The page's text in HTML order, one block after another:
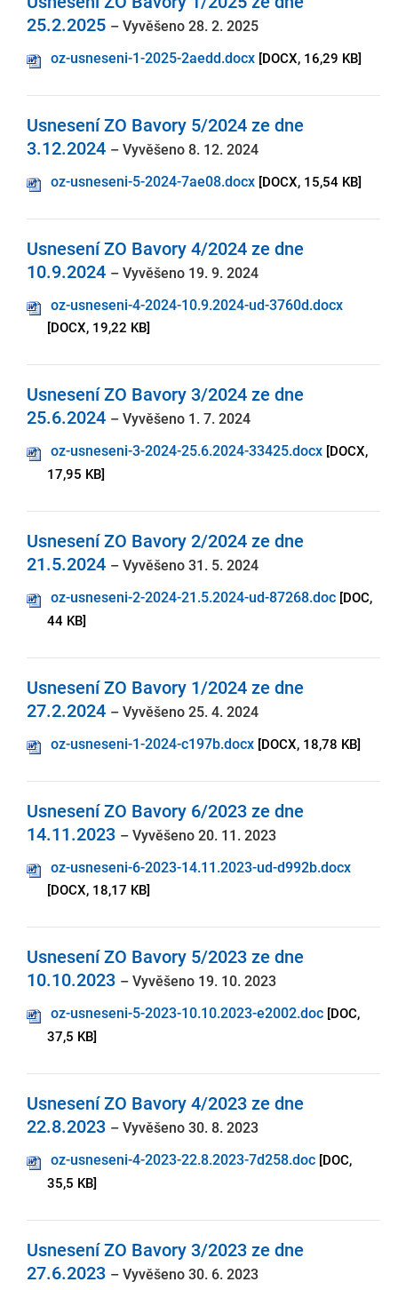
25.2.2025 – Vyvěšeno 28. 2. 2025
oz-usneseni-1-2025-2aedd.docx [DOCX, 16,29 KB]
Usnesení ZO Bavory 5/2024 ze dne
3.12.2024 – Vyvěšeno 8. 12. 2024
oz-usneseni-5-2024-7ae08.docx [DOCX, 15,54 KB]
Usnesení ZO Bavory 4/2024 ze dne
10.9.2024 – Vyvěšeno 19. 9. 2024
oz-usneseni-4-2024-10.9.2024-ud-3760d.docx
[DOCX, 19,22 KB]
Usnesení ZO Bavory 3/2024 ze dne
25.6.2024 – Vyvěšeno 1. 7. 2024
oz-usneseni-3-2024-25.6.2024-33425.docx [DOCX,
17,95 KB]
Usnesení ZO Bavory 2/2024 ze dne
21.5.2024 – Vyvěšeno 31. 5. 2024
oz-usneseni-2-2024-21.5.2024-ud-87268.doc [DOC,
44 KB]
Usnesení ZO Bavory 1/2024 ze dne
27.2.2024 – Vyvěšeno 25. 4. 2024
oz-usneseni-1-2024-c197b.docx [DOCX, 18,78 KB]
Usnesení ZO Bavory 6/2023 ze dne
14.11.2023 – Vyvěšeno 20. 11. 2023
oz-usneseni-6-2023-14.11.2023-ud-d992b.docx
[DOCX, 18,17 KB]
Usnesení ZO Bavory 5/2023 ze dne
10.10.2023 – Vyvěšeno 19. 10. 2023
oz-usneseni-5-2023-10.10.2023-e2002.doc [DOC,
37,5 KB]
Usnesení ZO Bavory 4/2023 ze dne
22.8.2023 – Vyvěšeno 30. 8. 2023
oz-usneseni-4-2023-22.8.2023-7d258.doc [DOC,
35,5 KB]
Usnesení ZO Bavory 3/2023 ze dne
27.6.2023 – Vyvěšeno 30. 6. 2023